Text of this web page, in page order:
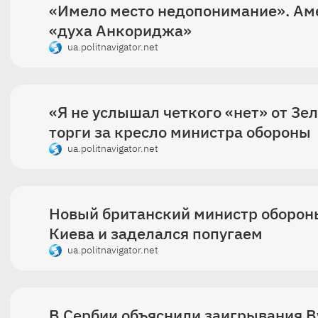
«Имело место недопонимание».
«духа Анкориджа»
ua.politnavigator.net
«Я не услышал четкого «нет» от
торги за кресло министра обороны
ua.politnavigator.net
Новый британский министр
Киева и заделался попугаем
ua.politnavigator.net